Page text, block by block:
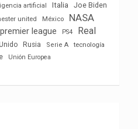
artificial Italia Joe Biden
united México NASA
premier league PS4
Real
Rusia Serie A
tecnología
Unión Europea